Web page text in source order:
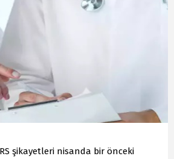
şikayetleri nisanda bir önceki